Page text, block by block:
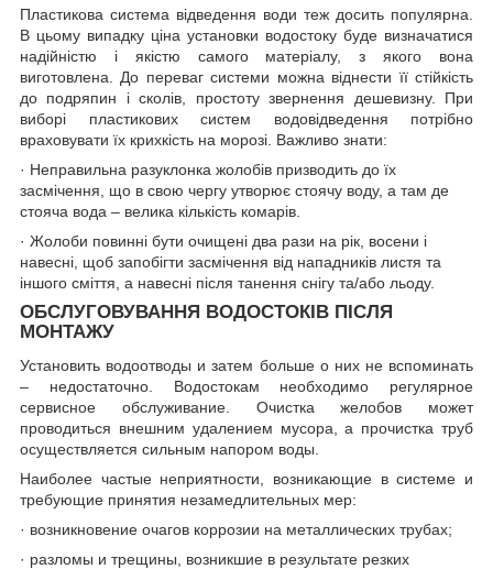
Пластикова система відведення води теж досить популярна.
В цьому випадку ціна установки водостоку буде визначатися
надійністю і якістю самого матеріалу, з якого вона
виготовлена. До переваг системи можна віднести її стійкість
до подряпин і сколів, простоту звернення дешевизну. При
виборі пластикових систем водовідведення потрібно
враховувати їх крихкість на морозі. Важливо знати:
· Неправильна разуклонка жолобів призводить до їх
засмічення, що в свою чергу утворює стоячу воду, а там де
стояча вода – велика кількість комарів.
· Жолоби повинні бути очищені два рази на рік, восени і
навесні, щоб запобігти засмічення від нападників листя та
іншого сміття, а навесні після танення снігу та/або льоду.
ОБСЛУГОВУВАННЯ ВОДОСТОКІВ ПІСЛЯ
МОНТАЖУ
Установить водоотводы и затем больше о них не вспоминать
– недостаточно. Водостокам необходимо регулярное
сервисное обслуживание. Очистка желобов может
проводиться внешним удалением мусора, а прочистка труб
осуществляется сильным напором воды.
Наиболее частые неприятности, возникающие в системе и
требующие принятия незамедлительных мер:
· возникновение очагов коррозии на металлических трубах;
· разломы и трещины, возникшие в результате резких